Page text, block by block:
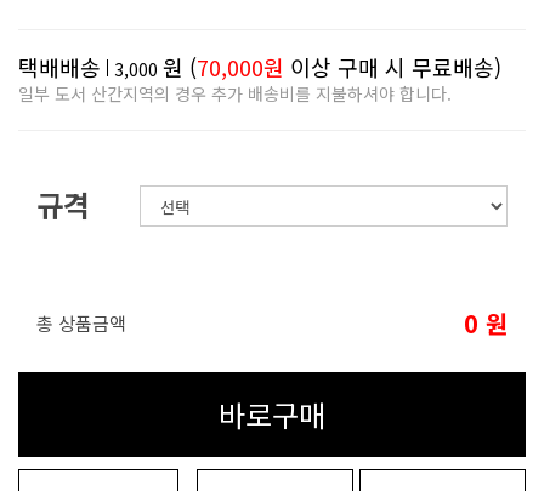
택배배송 3,000 원 (70,000원 이상 구매 시 무료배송)
일부 도서 산간지역의 경우 추가 배송비를 지불하셔야 합니다.
규격
총 상품금액 0 원
바로구매